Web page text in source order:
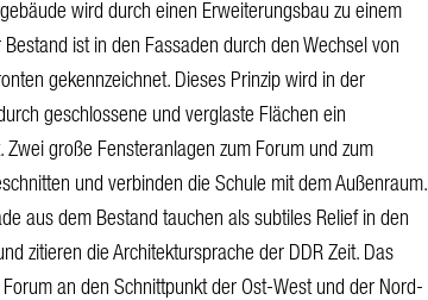
wird durch einen Erweiterungsbau zu einem
ist in den Fassaden durch den Wechsel von
gekennzeichnet. Dieses Prinzip wird in der
geschlossene und verglaste Flächen ein
große Fensteranlagen zum Forum und zum
und verbinden die Schule mit dem Außenraum.
aus dem Bestand tauchen als subtiles Relief in den
zitieren die Architektursprache der DDR Zeit. Das
an den Schnittpunkt der Ost-West und der Nord-